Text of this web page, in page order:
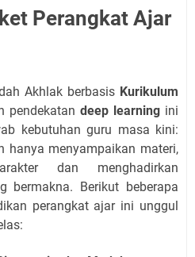
Perangkat Ajar
Akhlak berbasis Kurikulum
pendekatan deep learning ini
kebutuhan guru masa kini:
hanya menyampaikan materi,
dan menghadirkan
bermakna. Berikut beberapa
perangkat ajar ini unggul